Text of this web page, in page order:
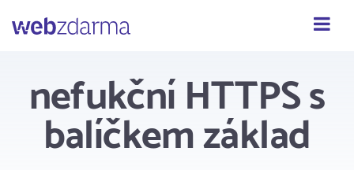
Webzdarma
nefukční HTTPS s
balíčkem základ